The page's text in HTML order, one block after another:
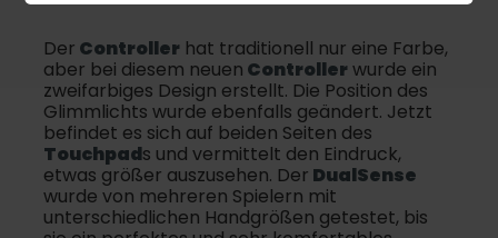
Der Controller hat traditionell nur eine Farbe,
aber bei diesem neuen Controller wurde ein
zweifarbiges Design erstellt. Die Position des
Glimmlichts wurde ebenfalls geändert. Jetzt
befindet es sich auf beiden Seiten des
Touchpads und vermittelt den Eindruck,
etwas größer auszusehen. Der DualSense
wurde von mehreren Spielern mit
unterschiedlichen Handgrößen getestet, bis